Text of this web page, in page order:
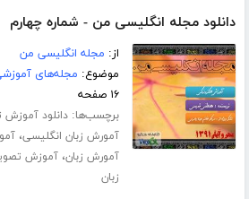
دانلود مجله انگلیسی من - شماره چهارم
از: مجله انگلیسی من
موضوع: مجله‌های
۱۶ صفحه
برچسب‌ها:دانلود آموزش
آمورش زبان انگلیسی،
آمورش زبان،آموزش
زبان